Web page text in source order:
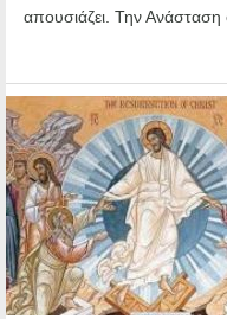
απουσιάζει. Την